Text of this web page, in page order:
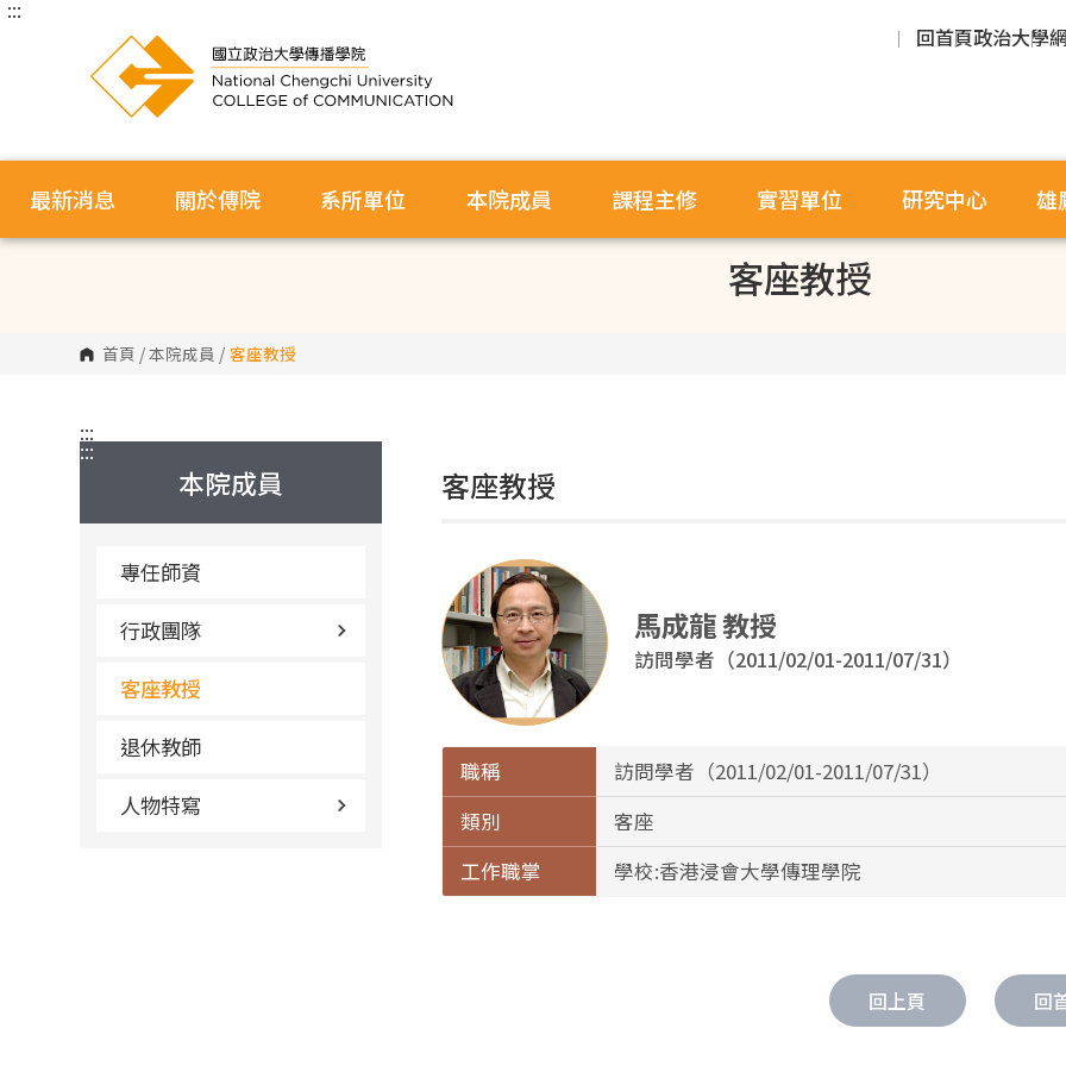
跳
:::
回首頁政治大學
最新消息 關於傳院 系所單位 本院成員 課程主修 實習單位 研究中心 雄
客座教授
首頁 /本院成員 / 客座教授
:::
本院成員
專任師資
行政團隊
客座教授
退休教師
人物特寫
:::
客座教授
馬成龍 教授
訪問學者（2011/02/01-2011/07/31）
職稱
訪問學者（2011/02/01-2011/07/31）
類別
客座
工作職掌
學校:香港浸會大學傳理學院
回上頁 回